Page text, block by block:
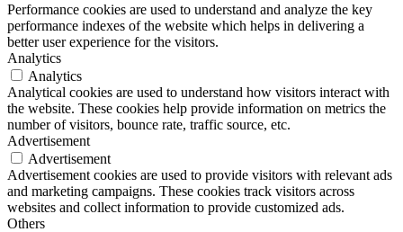
Performance cookies are used to understand and analyze the key
performance indexes of the website which helps in delivering a
better user experience for the visitors.
Analytics
Analytics
Analytical cookies are used to understand how visitors interact with
the website. These cookies help provide information on metrics the
number of visitors, bounce rate, traffic source, etc.
Advertisement
Advertisement
Advertisement cookies are used to provide visitors with relevant ads
and marketing campaigns. These cookies track visitors across
websites and collect information to provide customized ads.
Others